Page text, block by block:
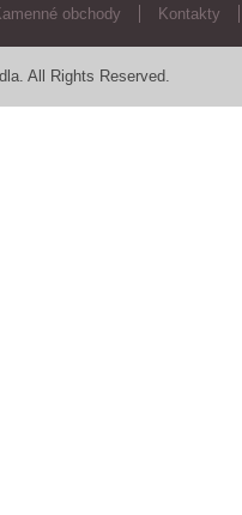
obchody Kontakty
All Rights Reserved.